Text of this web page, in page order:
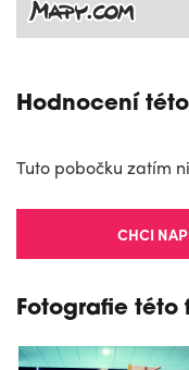
Hodnocení
Tuto pobočku zatím
CHCI
Fotografie této